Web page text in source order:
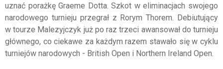
uznać porażkę Graeme Dotta. Szkot w eliminacjach swojego
narodowego turnieju przegrał z Rorym Thorem. Debiutujący
w tourze Malezyjczyk już po raz trzeci awansował do turnieju
głównego, co ciekawe za każdym razem stawało się w cyklu
turniejów narodowych - British Open i Northern Ireland Open.